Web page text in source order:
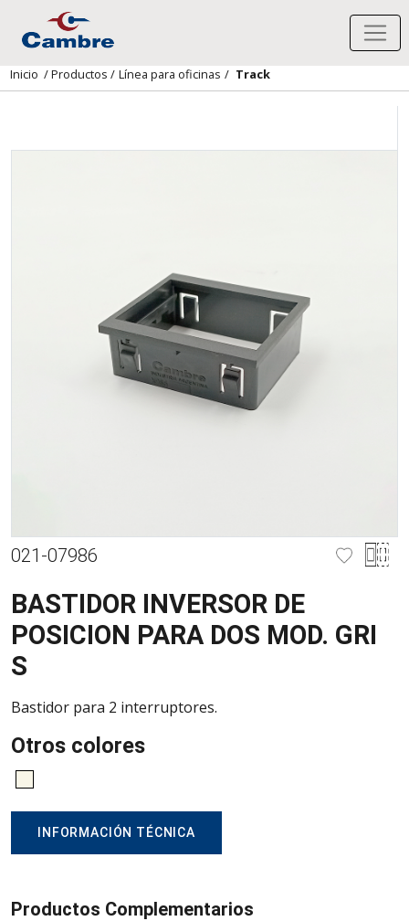
Inicio /Productos / Línea para oficinas / Track
021-07986
BASTIDOR INVERSOR DE
POSICION PARA DOS MOD. GRI
S
Bastidor para 2 interruptores.
Otros colores
INFORMACIÓN TÉCNICA
Productos Complementarios